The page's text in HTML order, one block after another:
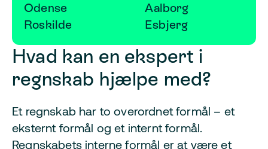
Odense
Aalborg
Roskilde
Esbjerg
Hvad kan en ekspert i
regnskab hjælpe med?
Et regnskab har to overordnet formål – et
eksternt formål og et internt formål.
Regnskabets interne formål er at være et